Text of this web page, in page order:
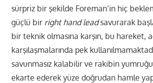
sürpriz bir şekilde Foreman’in hiç
güçlü bir right hand leadsavurarak
bir teknik olmasına karşın, bu hareket,
karşılaşmalarında pek
savunmasız kalabilir ve rakibin
ekarte ederek yüze doğrudan hamle